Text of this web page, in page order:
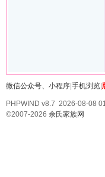
微信公众号、小程序 手机浏览
PHPWIND v8.7 2026-08-08
©2007-2026 余氏家族网